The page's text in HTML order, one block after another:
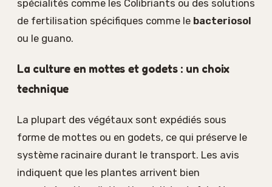
spécialités comme les Colibriants ou des solutions
de fertilisation spécifiques comme le bacteriosol
ou le guano.
La culture en mottes et godets : un choix
technique
La plupart des végétaux sont expédiés sous
forme de mottes ou en godets, ce qui préserve le
système racinaire durant le transport. Les avis
indiquent que les plantes arrivent bien